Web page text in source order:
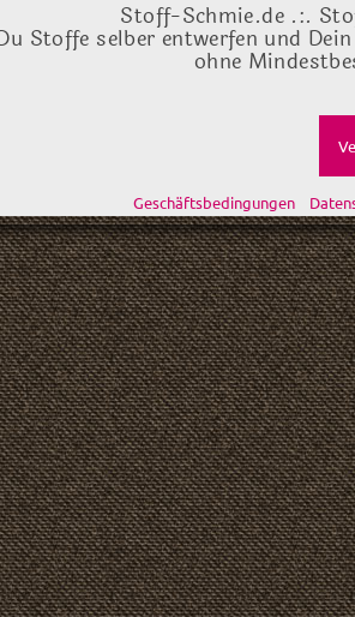
Stoff-Schmie.de .:.
Stoffe selber entwerfen und
ohne
Geschäftsbedingungen